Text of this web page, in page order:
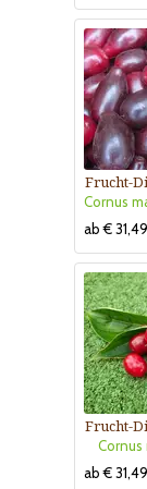
Frucht-
ab € 31,49
Frucht-
Cornus
ab € 31,49